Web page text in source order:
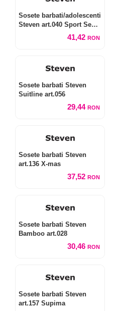
Sosete barbati/adolescenti
Steven art.040 Sport Semi-
41,42 RON
Sosete barbati Steven
Suitline art.056
29,44 RON
Sosete barbati Steven
art.136 X-mas
37,52 RON
Sosete barbati Steven
Bamboo art.028
30,46 RON
Sosete barbati Steven
art.157 Supima